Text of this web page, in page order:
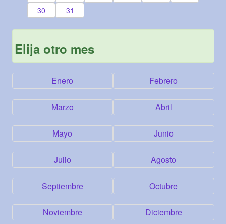
30
31
Elija otro mes
Enero Febrero
Marzo Abril
Mayo Junio
Julio Agosto
Septiembre Octubre
Noviembre Diciembre